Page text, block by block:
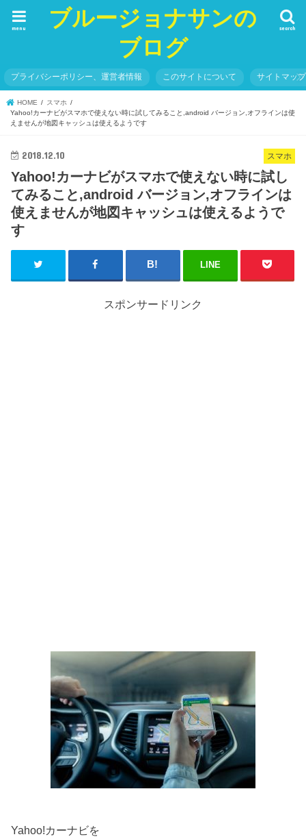
ブルージョナサンの
ブログ
search
menu
プライバシーポリシー、運営者情報 このサイトについて サイトマップ
HOME
スマホ
Yahoo!カーナビがスマホで使えない時に試してみること,android バージョン,オフラインは使
えませんが地図キャッシュは使えるようです
スマホ
2018.12.10
Yahoo!カーナビがスマホで使えない時に試し
てみること,android バージョン,オフラインは
使えませんが地図キャッシュは使えるようで
す
LINE
スポンサードリンク
Yahoo!カーナビを